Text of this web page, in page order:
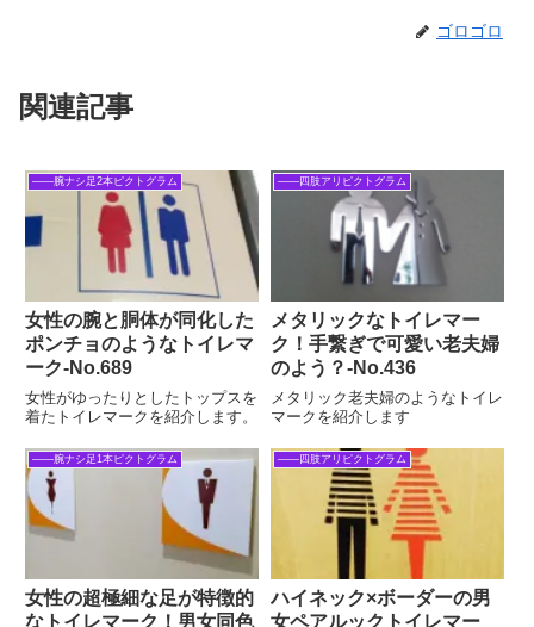
ゴロゴロ
関連記事
――腕ナシ足2本ピクトグラム
女性の腕と胴体が同化した
ポンチョのようなトイレマ
ーク‐No.689
女性がゆったりとしたトップスを
着たトイレマークを紹介します。
――四肢アリピクトグラム
メタリックなトイレマー
ク！手繋ぎで可愛い老夫婦
のよう？‐No.436
メタリック老夫婦のようなトイレ
マークを紹介します
――腕ナシ足1本ピクトグラム
女性の超極細な足が特徴的
なトイレマーク！男女同色
――四肢アリピクトグラム
ハイネック×ボーダーの男
女ペアルックトイレマー